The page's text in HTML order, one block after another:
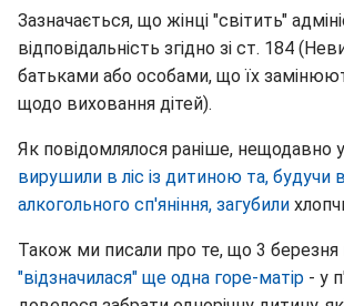
Зазначається, що жінці "світить"
відповідальність згідно зі ст. 184
батьками або особами, що їх
щодо виховання дітей).
Як повідомлялося раніше, нещодавно
вирушили в ліс із дитиною та, будучи
алкогольного сп'яніння, загубили
Також ми писали про те, що 3 березня
"відзначилася" ще одна горе-матір - у